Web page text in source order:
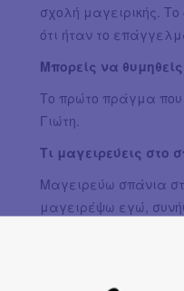
σχολή μαγειρικής.
ότι ήταν το
Μπορείς να
Το πρώτο πράγμα που
Γιώτη.
Τι μαγειρεύεις στο
Μαγειρεύω σπάνια
μαγειρέψω εγώ,